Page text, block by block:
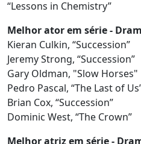
“Lessons in Chemistry”
Melhor ator em série -
Kieran Culkin, “Succession”
Jeremy Strong, “Succession”
Gary Oldman, "Slow Horses"
Pedro Pascal, “The Last of
Brian Cox, “Succession”
Dominic West, “The Crown”
Melhor atriz em série -